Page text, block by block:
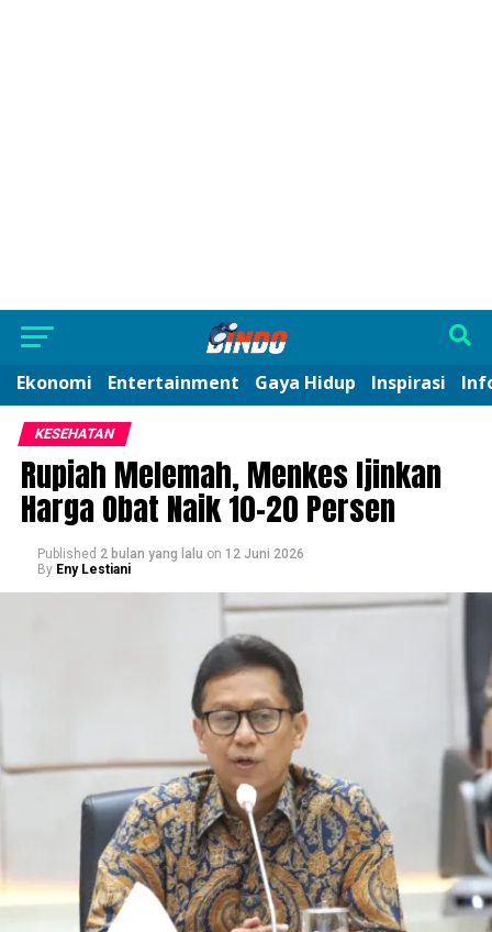
Ekonomi Entertainment Gaya Hidup Inspirasi
KESEHATAN
Rupiah Melemah, Menkes Ijinkan
Harga Obat Naik 10-20 Persen
Published 2 bulan yang lalu on 12 Juni 2026
By Eny Lestiani